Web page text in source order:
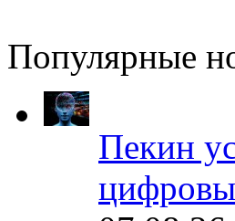
Популярные
Пекин